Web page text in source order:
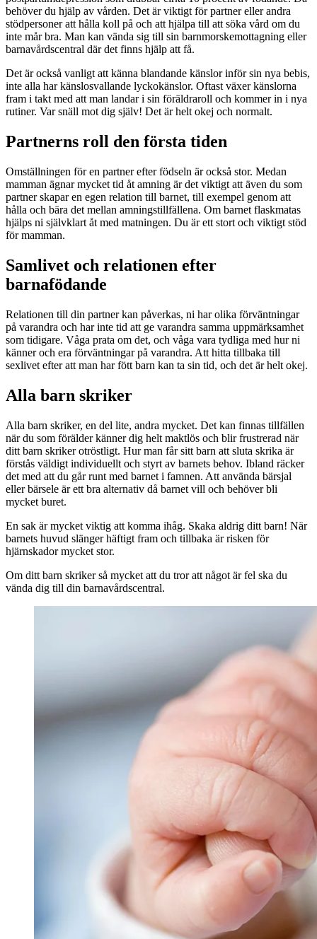
behöver du hjälp av vården. Det är viktigt för partner eller andra
stödpersoner att hålla koll på och att hjälpa till att söka vård om du
inte mår bra. Man kan vända sig till sin barnmorskemottagning eller
barnavårdscentral där det finns hjälp att få.
Det är också vanligt att känna blandande känslor inför sin nya bebis,
inte alla har känslosvallande lyckokänslor. Oftast växer känslorna
fram i takt med att man landar i sin föräldraroll och kommer in i nya
rutiner. Var snäll mot dig själv! Det är helt okej och normalt.
Partnerns roll den första tiden
Omställningen för en partner efter födseln är också stor. Medan
mamman ägnar mycket tid åt amning är det viktigt att även du som
partner skapar en egen relation till barnet, till exempel genom att
hålla och bära det mellan amningstillfällena. Om barnet flaskmatas
hjälps ni självklart åt med matningen. Du är ett stort och viktigt stöd
för mamman.
Samlivet och relationen efter
barnafödande
Relationen till din partner kan påverkas, ni har olika förväntningar
på varandra och har inte tid att ge varandra samma uppmärksamhet
som tidigare. Våga prata om det, och våga vara tydliga med hur ni
känner och era förväntningar på varandra. Att hitta tillbaka till
sexlivet efter att man har fött barn kan ta sin tid, och det är helt okej.
Alla barn skriker
Alla barn skriker, en del lite, andra mycket. Det kan finnas tillfällen
när du som förälder känner dig helt maktlös och blir frustrerad när
ditt barn skriker otröstligt. Hur man får sitt barn att sluta skrika är
förstås väldigt individuellt och styrt av barnets behov. Ibland räcker
det med att du går runt med barnet i famnen. Att använda bärsjal
eller bärsele är ett bra alternativ då barnet vill och behöver bli
mycket buret.
En sak är mycket viktig att komma ihåg. Skaka aldrig ditt barn! När
barnets huvud slänger häftigt fram och tillbaka är risken för
hjärnskador mycket stor.
Om ditt barn skriker så mycket att du tror att något är fel ska du
vända dig till din barnavårdscentral.